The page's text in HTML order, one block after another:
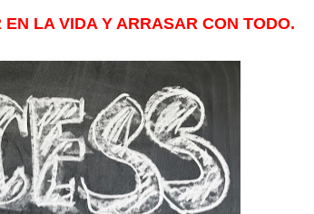
LA VIDA Y ARRASAR CON TODO.